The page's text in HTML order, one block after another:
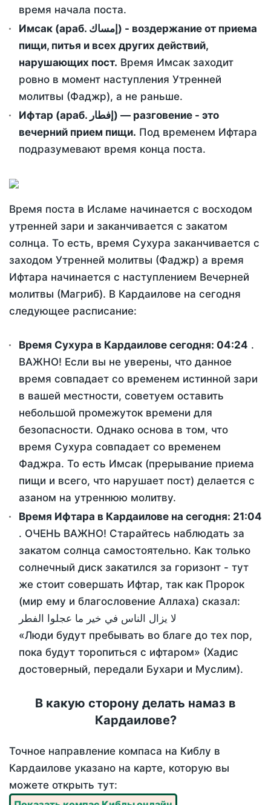
время начала поста.
Имсак (араб. إمساك) - воздержание от приема
пищи, питья и всех других действий,
нарушающих пост. Время Имсак заходит
ровно в момент наступления Утренней
молитвы (Фаджр), а не раньше.
Ифтар (араб. إفطار) — разговение - это
вечерний прием пищи. Под временем Ифтара
подразумевают время конца поста.
Время поста в Исламе начинается с восходом
утренней зари и заканчивается с закатом
солнца. То есть, время Сухура заканчивается с
заходом Утренней молитвы (Фаджр) а время
Ифтара начинается с наступлением Вечерней
молитвы (Магриб). В Кардаилове на сегодня
следующее расписание:
Время Сухура в Кардаилове сегодня: 04:24 .
ВАЖНО! Если вы не уверены, что данное
время совпадает со временем истинной зари
в вашей местности, советуем оставить
небольшой промежуток времени для
безопасности. Однако основа в том, что
время Сухура совпадает со временем
Фаджра. То есть Имсак (прерывание приема
пищи и всего, что нарушает пост) делается с
азаном на утреннюю молитву.
Время Ифтара в Кардаилове на сегодня: 21:04
. ОЧЕНЬ ВАЖНО! Старайтесь наблюдать за
закатом солнца самостоятельно. Как только
солнечный диск закатился за горизонт - тут
же стоит совершать Ифтар, так как Пророк
(мир ему и благословение Аллаха) сказал:
لا يزال الناس في خير ما عجلوا الفطر
«Люди будут пребывать во благе до тех пор,
пока будут торопиться с ифтаром» (Хадис
достоверный, передали Бухари и Муслим).
В какую сторону делать намаз в
Кардаилове?
Точное направление компаса на Киблу в
Кардаилове указано на карте, которую вы
можете открыть тут: